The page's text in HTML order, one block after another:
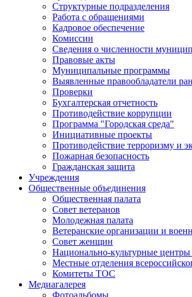
Структурные подразделения
Работа с обращениями
Кадровое обеспечение
Комиссии
Сведения о численности
Правовые акты
Муниципальные программы
Выявленные правообладатели
Проверки
Бухгалтерская отчетность
Противодействие коррупции
Программа "Городская среда"
Инициативные проекты
Противодействие терроризму и
Пожарная безопасность
Гражданская защита
Учреждения
Общественные объединения
Общественная палата
Совет ветеранов
Молодежная палата
Ветеранские организации и
Совет женщин
Национально-культурные
Местные отделения
Комитеты ТОС
Медиагалерея
Фотоальбомы